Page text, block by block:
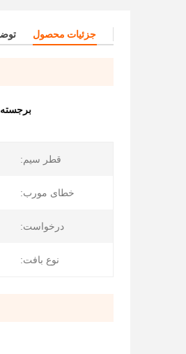
جزئیات محصول
قطر سیم:
خطای مورب:
درخواست:
نوع بافت: